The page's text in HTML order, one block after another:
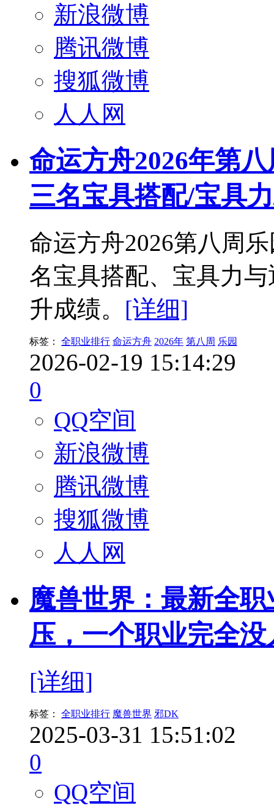
新浪微博
腾讯微博
搜狐微博
人人网
命运方舟2026年第
三名宝具搭配/宝具
命运方舟2026第八周
名宝具搭配、宝具力
升成绩。 [详细]
标签： 全职业排行 命运方舟 2026年 第八周 乐园
2026-02-19 15:14:29
0
QQ空间
新浪微博
腾讯微博
搜狐微博
人人网
魔兽世界：最新全
压，一个职业完全没
[详细]
标签： 全职业排行 魔兽世界 邪DK
2025-03-31 15:51:02
0
QQ空间